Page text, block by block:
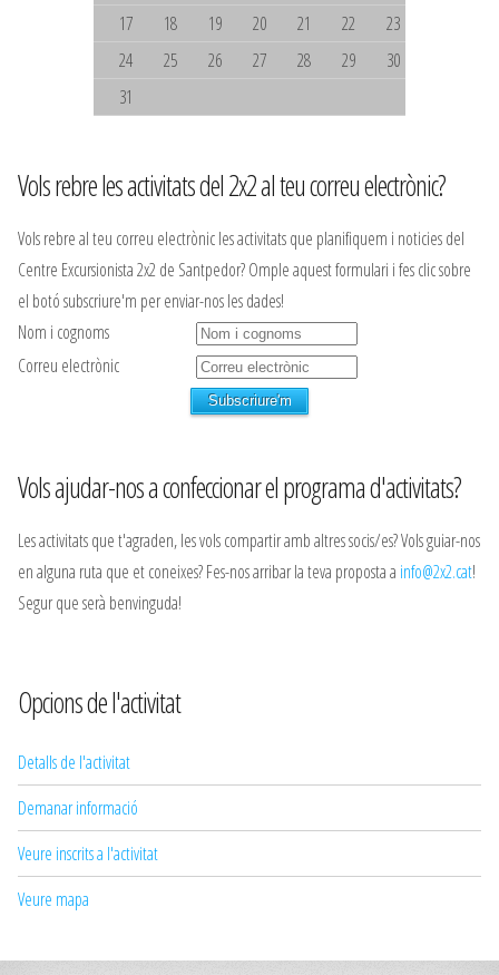
17
18 19 20 21 22
23
24
25 26 27 28 29
30
31
Vols rebre les activitats del 2x2 al teu correu electrònic?
Vols rebre al teu correu electrònic les activitats que planifiquem i noticies del
Centre Excursionista 2x2 de Santpedor? Omple aquest formulari i fes clic sobre
el botó subscriure'm per enviar-nos les dades!
Nom i cognoms
Correu electrònic
Vols ajudar-nos a confeccionar el programa d'activitats?
Les activitats que t'agraden, les vols compartir amb altres socis/es? Vols guiar-nos
en alguna ruta que et coneixes? Fes-nos arribar la teva proposta a info@2x2.cat!
Segur que serà benvinguda!
Opcions de l'activitat
Detalls de l'activitat
Demanar informació
Veure inscrits a l'activitat
Veure mapa